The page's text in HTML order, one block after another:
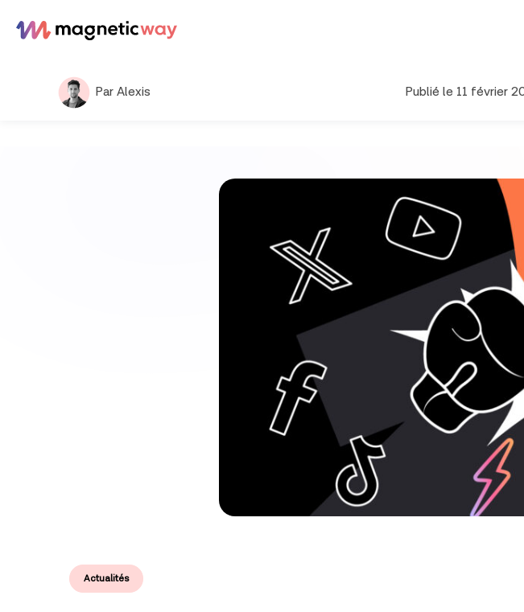
Par Alexis Publié le 11 février
Actualités